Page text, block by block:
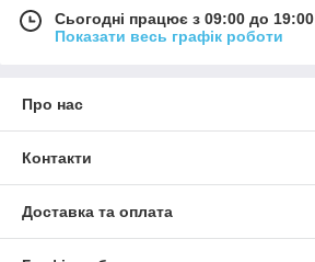
Сьогодні працює з 09:00 до 19:00
Показати весь графік роботи
Про нас
Контакти
Доставка та оплата